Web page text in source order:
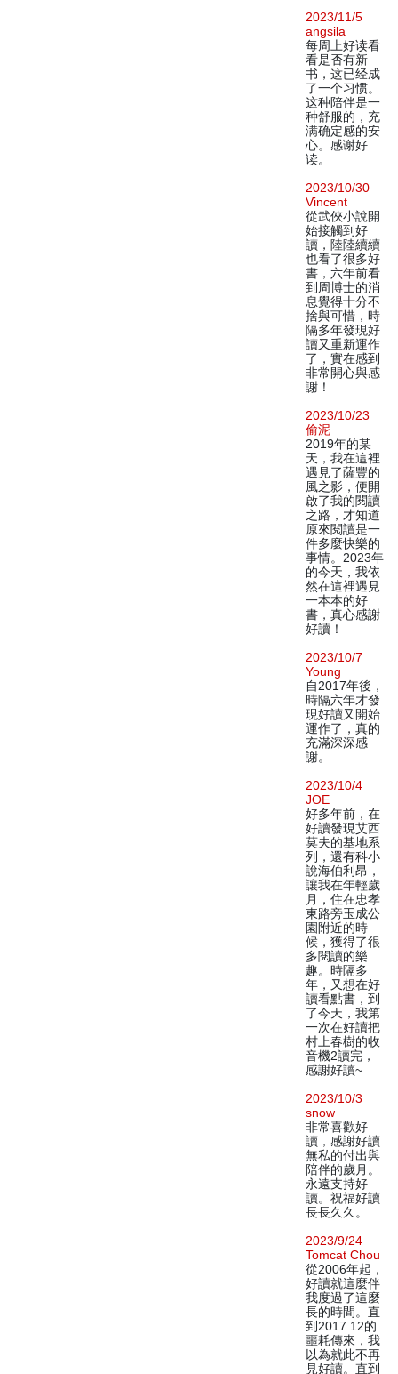
2023/11/5
angsila
每周上好读看
看是否有新
书，这已经成
了一个习惯。
这种陪伴是一
种舒服的，充
满确定感的安
心。感谢好
读。
2023/10/30
Vincent
從武俠小說開
始接觸到好
讀，陸陸續續
也看了很多好
書，六年前看
到周博士的消
息覺得十分不
捨與可惜，時
隔多年發現好
讀又重新運作
了，實在感到
非常開心與感
謝！
2023/10/23
偷泥
2019年的某
天，我在這裡
遇見了薩豐的
風之影，便開
啟了我的閱讀
之路，才知道
原來閱讀是一
件多麼快樂的
事情。2023年
的今天，我依
然在這裡遇見
一本本的好
書，真心感謝
好讀！
2023/10/7
Young
自2017年後，
時隔六年才發
現好讀又開始
運作了，真的
充滿深深感
謝。
2023/10/4
JOE
好多年前，在
好讀發現艾西
莫夫的基地系
列，還有科小
說海伯利昂，
讓我在年輕歲
月，住在忠孝
東路旁玉成公
園附近的時
候，獲得了很
多閱讀的樂
趣。時隔多
年，又想在好
讀看點書，到
了今天，我第
一次在好讀把
村上春樹的收
音機2讀完，
感謝好讀~
2023/10/3
snow
非常喜歡好
讀，感謝好讀
無私的付出與
陪伴的歲月。
永遠支持好
讀。祝福好讀
長長久久。
2023/9/24
Tomcat Chou
從2006年起，
好讀就這麼伴
我度過了這麼
長的時間。直
到2017.12的
噩耗傳來，我
以為就此不再
見好讀。直到